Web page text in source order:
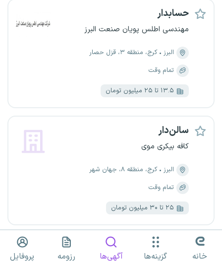
حسابدار
مهندسی اطلس پویان صنعت البرز
البرز
کرج، منطقه ۳، قزل حصار
تمام وقت
۱۳.۵ تا ۲۵ میلیون تومان
سالن‌دار
کافه بیکری موی
البرز
کرج، منطقه ۸، جهان شهر
تمام وقت
۲۵ تا ۳۰ میلیون تومان
نیروی خدماتی و نظافت
خانه گزینه‌ها آگهی‌ها رزومه پروفایل